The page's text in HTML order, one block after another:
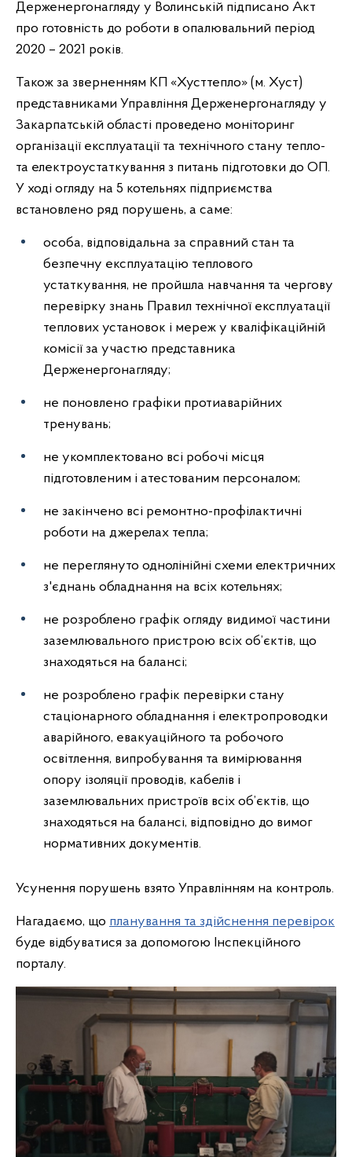
Держенергонагляду у Волинській підписано Акт
про готовність до роботи в опалювальний період
2020 – 2021 років.
Також за зверненням КП «Хусттепло» (м. Хуст)
представниками Управління Держенергонагляду у
Закарпатській області проведено моніторинг
організації експлуатації та технічного стану тепло-
та електроустаткування з питань підготовки до ОП.
У ході огляду на 5 котельнях підприємства
встановлено ряд порушень, а саме:
особа, відповідальна за справний стан та
безпечну експлуатацію теплового
устаткування, не пройшла навчання та чергову
перевірку знань Правил технічної експлуатації
теплових установок і мереж у кваліфікаційній
комісії за участю представника
Держенергонагляду;
не поновлено графіки протиаварійних
тренувань;
не укомплектовано всі робочі місця
підготовленим і атестованим персоналом;
не закінчено всі ремонтно-профілактичні
роботи на джерелах тепла;
не переглянуто однолінійні схеми електричних
з'єднань обладнання на всіх котельнях;
не розроблено графік огляду видимої частини
заземлювального пристрою всіх об’єктів, що
знаходяться на балансі;
не розроблено графік перевірки стану
стаціонарного обладнання і електропроводки
аварійного, евакуаційного та робочого
освітлення, випробування та вимірювання
опору ізоляції проводів, кабелів і
заземлювальних пристроїв всіх об’єктів, що
знаходяться на балансі, відповідно до вимог
нормативних документів.
Усунення порушень взято Управлінням на контроль.
Нагадаємо, що планування та здійснення перевірок
буде відбуватися за допомогою Інспекційного
порталу.